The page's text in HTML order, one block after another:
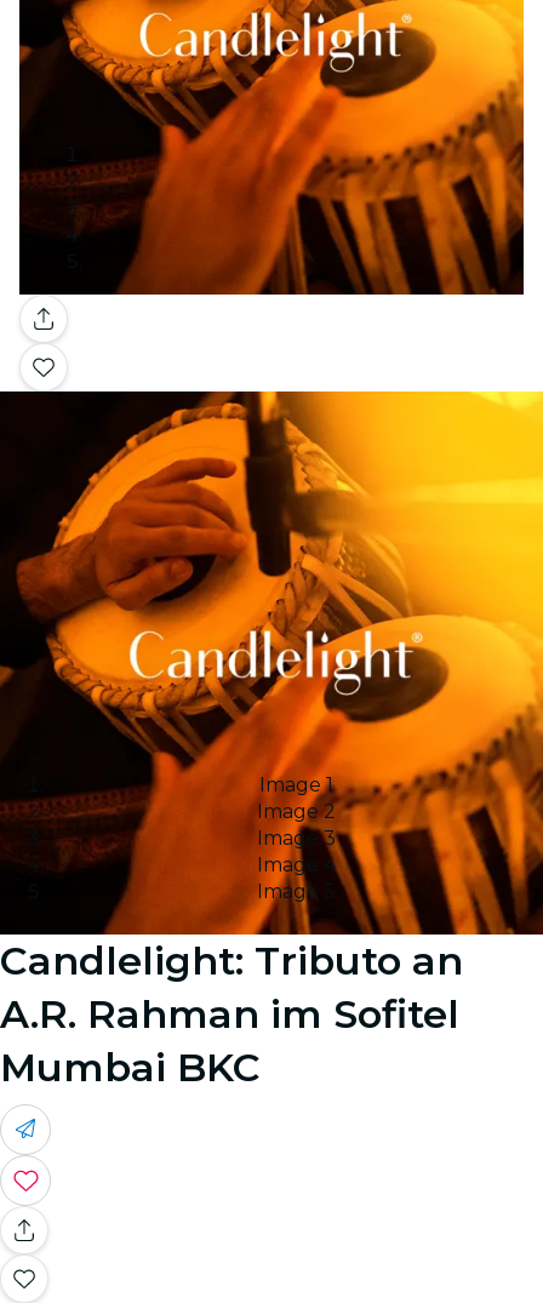
Galerie
Image 1
Image 2
Image 3
Image 4
Image 5
Candlelight: Tributo an
A.R. Rahman im Sofitel
Mumbai BKC